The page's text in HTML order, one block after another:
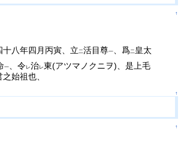
↑
十八年四月丙寅、立二活目尊一 、爲二皇太
一 、令レ治レ東(アツマノクニヲ)、是上毛
始祖也、
↑
↑